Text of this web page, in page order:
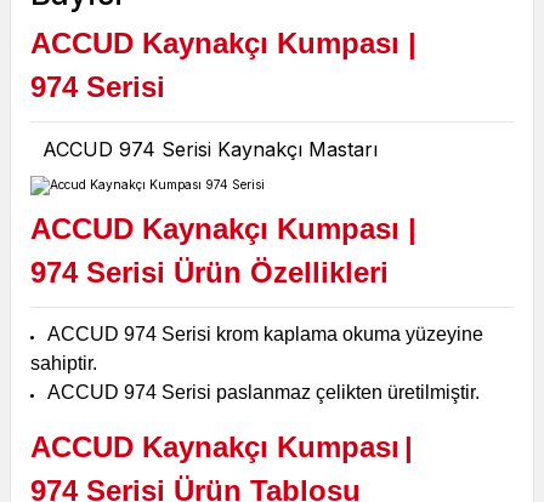
ACCUD Kaynakçı Kumpası |
974Serisi
ACCUD 974 Serisi Kaynakçı Mastarı
ACCUD Kaynakçı Kumpası |
974 Serisi Ürün Özellikleri
ACCUD 974 Serisi krom kaplama okuma yüzeyine
sahiptir.
ACCUD 974 Serisi paslanmaz çelikten üretilmiştir.
ACCUD Kaynakçı Kumpası |
974Serisi Ürün Tablosu